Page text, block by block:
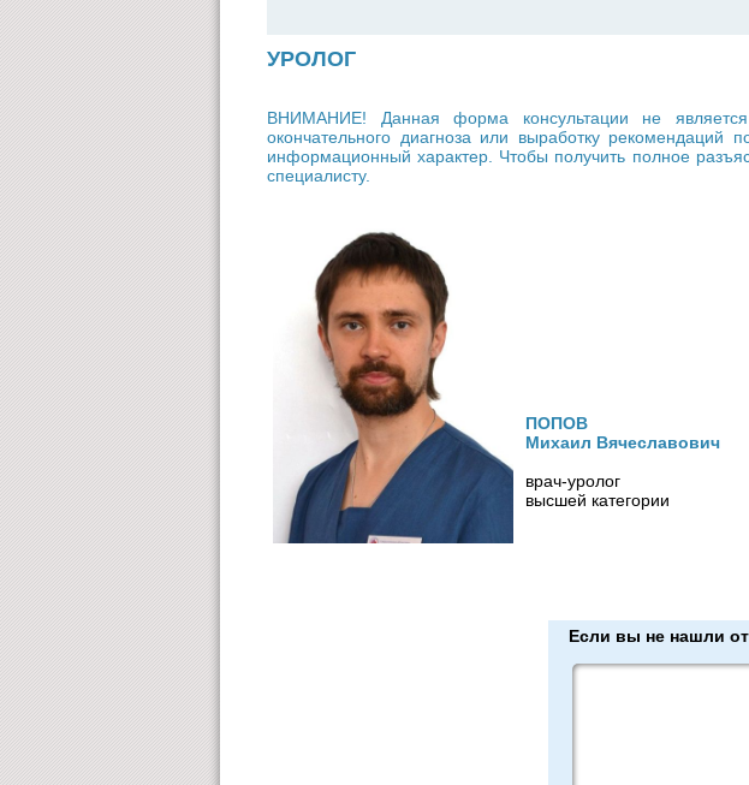
УРОЛОГ
ВНИМАНИЕ! Данная форма консультации не
окончательного диагноза или выработку
информационный характер. Чтобы получить полное
специалисту.
ПОПОВ
Михаил Вячеславович
врач-уролог
высшей категории
Если вы не нашли